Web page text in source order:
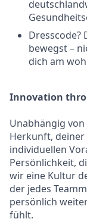
Dresscode?
bewegst –
dich am
Innovation
Unabhängig
Herkunft,
individuellen
Persönlichkeit,
wir eine Kultur
der jedes
persönlich
fühlt.